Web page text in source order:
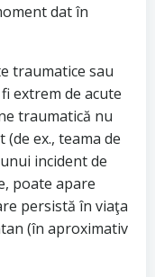
dat în
traumatice sau
extrem de acute
traumatică nu
ex., teama de
incident de
poate apare
persistă în viaţa
(în aproximativ